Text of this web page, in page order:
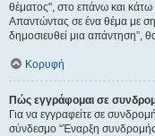
θέματος", στο επάνω και
Απαντώντας σε ένα θέμα με
δημοσιευθεί μια απάντηση”,
Κορυφή
Πώς εγγράφομαι σε
Για να εγγραφείτε σε
σύνδεσμο “Έναρξη